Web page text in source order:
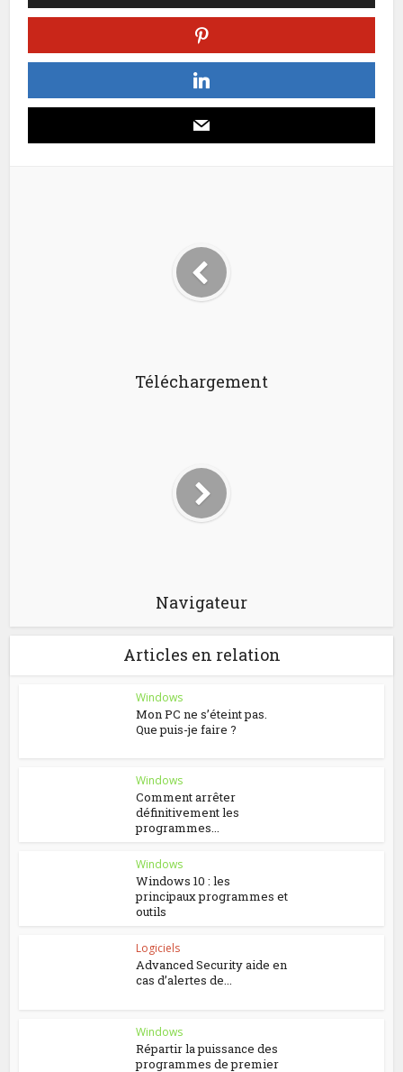
Téléchargement
Navigateur
Articles en relation
Windows
Mon PC ne s’éteint pas.
Que puis-je faire ?
Windows
Comment arrêter
définitivement les
programmes...
Windows
Windows 10 : les
principaux programmes et
outils
Logiciels
Advanced Security aide en
cas d’alertes de...
Windows
Répartir la puissance des
programmes de premier